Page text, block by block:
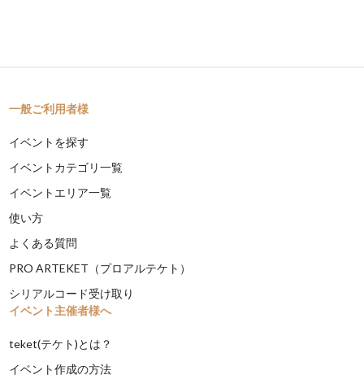
一般ご利用者様
イベントを探す
イベントカテゴリ一覧
イベントエリア一覧
使い方
よくある質問
PRO ARTEKET（プロアルテケト）
シリアルコード受け取り
イベント主催者様へ
teket(テケト)とは？
イベント作成の方法